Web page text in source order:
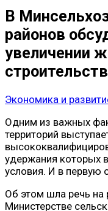
В
районов
увеличении
Экономика и
Одним из важных
территорий
удержания которых
условия. И в первую
Об этом шла речь
Министерстве